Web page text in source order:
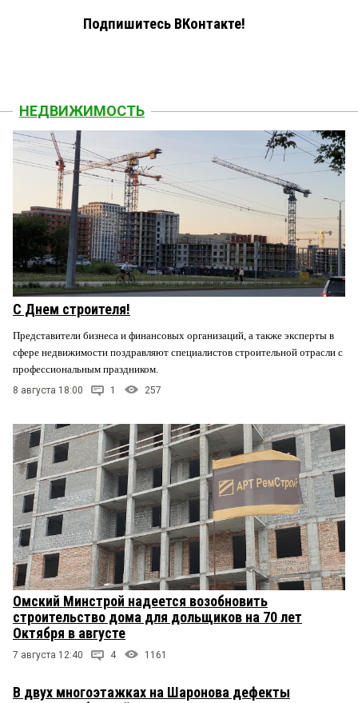
Подпишитесь ВКонтакте!
НЕДВИЖИМОСТЬ
С Днем строителя!
Представители бизнеса и финансовых организаций, а также эксперты в
сфере недвижимости поздравляют специалистов строительной отрасли с
профессиональным праздником.
8 августа 18:00 1 257
Омский Минстрой надеется возобновить
строительство дома для дольщиков на 70 лет
Октября в августе
7 августа 12:40 4 1161
В двух многоэтажках на Шаронова дефекты